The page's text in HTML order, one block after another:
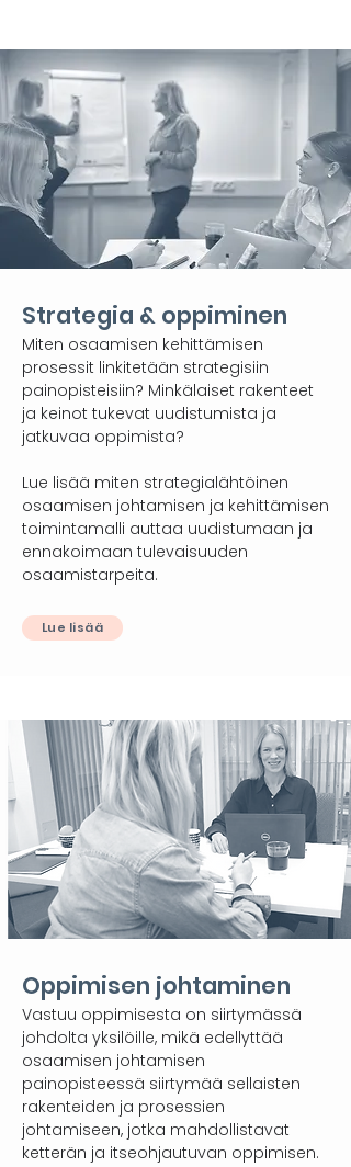
Strategia & oppiminen
Miten osaamisen kehittämisen
prosessit linkitetään strategisiin
painopisteisiin? Minkälaiset rakenteet
ja keinot tukevat uudistumista ja
jatkuvaa oppimista?
Lue lisää miten strategialähtöinen
osaamisen johtamisen ja kehittämisen
toimintamalli auttaa uudistumaan ja
ennakoimaan tulevaisuuden
osaamistarpeita.
Lue lisää
Oppimisen johtaminen
Vastuu oppimisesta on siirtymässä
johdolta yksilöille, mikä edellyttää
osaamisen johtamisen
painopisteessä siirtymää sellaisten
rakenteiden ja prosessien
johtamiseen, jotka mahdollistavat
ketterän ja itseohjautuvan oppimisen. ​